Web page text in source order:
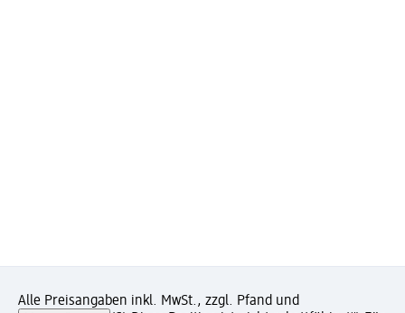
Alle Preisangaben inkl. MwSt., zzgl. Pfand und